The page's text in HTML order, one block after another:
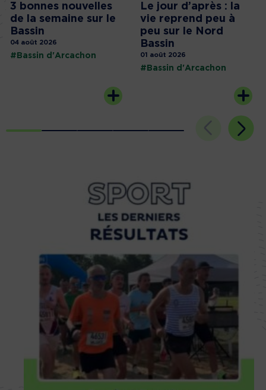
3 bonnes nouvelles
de la semaine sur le
Bassin
04 août 2026
#Bassin d'Arcachon
Le jour d’après : la
vie reprend peu à
peu sur le Nord
Bassin
01 août 2026
#Bassin d'Arcachon